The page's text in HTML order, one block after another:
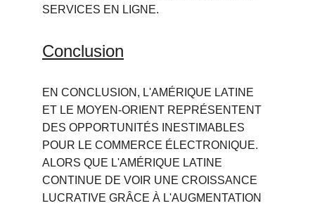
SERVICES EN LIGNE.
Conclusion
EN CONCLUSION, L'AMÉRIQUE LATINE
ET LE MOYEN-ORIENT REPRÉSENTENT
DES OPPORTUNITÉS INESTIMABLES
POUR LE COMMERCE ÉLECTRONIQUE.
ALORS QUE L'AMÉRIQUE LATINE
CONTINUE DE VOIR UNE CROISSANCE
LUCRATIVE GRÂCE À L'AUGMENTATION